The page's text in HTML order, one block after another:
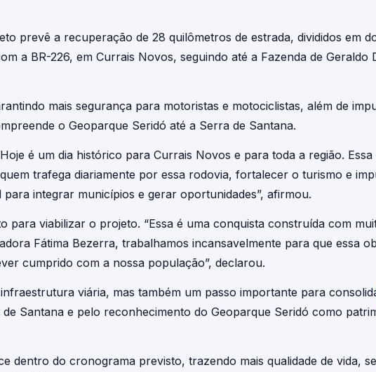
prevê a recuperação de 28 quilômetros de estrada, divididos em
a BR-226, em Currais Novos, seguindo até a Fazenda de Geraldo
mais segurança para motoristas e motociclistas, além de
o Geoparque Seridó até a Serra de Santana.
é um dia histórico para Currais Novos e para toda a região.
trafega diariamente por essa rodovia, fortalecer o turismo e
integrar municípios e gerar oportunidades”, afirmou.
viabilizar o projeto. “Essa é uma conquista construída com
Fátima Bezerra, trabalhamos incansavelmente para que essa
cumprido com a nossa população”, declarou.
viária, mas também um passo importante para
Santana e pelo reconhecimento do Geoparque Seridó como
dentro do cronograma previsto, trazendo mais qualidade de vida,